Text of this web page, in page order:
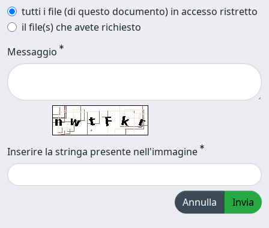
tutti i file (di questo documento) in accesso ristretto
il file(s) che avete richiesto
Messaggio
Inserire la stringa presente nell'immagine
Annulla Invia